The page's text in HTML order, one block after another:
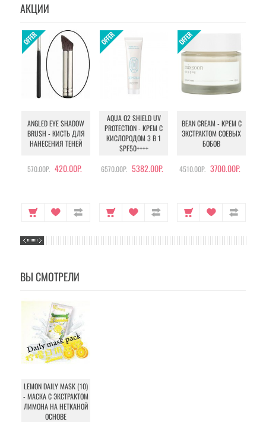
АКЦИИ
ANGLED EYE SHADOW
BRUSH - КИСТЬ ДЛЯ
НАНЕСЕНИЯ ТЕНЕЙ
570.00Р. 420.00Р.
AQUA O2 SHIELD UV
PROTECTION - КРЕМ С
КИСЛОРОДОМ 3 В 1
SPF50++++
6570.00Р. 5382.00Р.
BEAN CREAM - КРЕМ С
ЭКСТРАКТОМ СОЕВЫХ
БОБОВ
4510.00Р. 3700.00Р.
ВЫ СМОТРЕЛИ
LEMON DAILY MASK (10)
- МАСКА С ЭКСТРАКТОМ
ЛИМОНА НА НЕТКАНОЙ
ОСНОВЕ